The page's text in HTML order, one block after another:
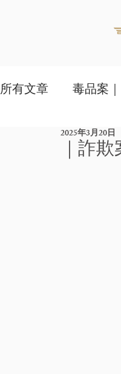
所有文章 毒品案
家事判決與知識文
｜詐
2025年3月20日